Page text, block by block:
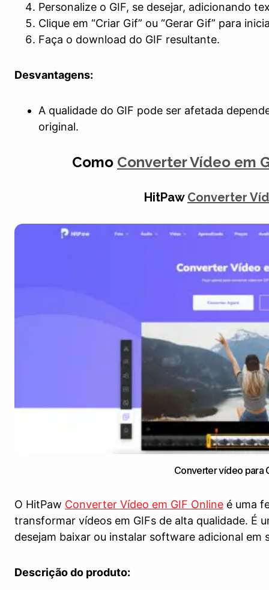
Personalize o GIF, se desejar, adicionando
Clique em “Criar Gif” ou “Gerar Gif” para
Faça o download do GIF resultante.
Desvantagens:
A qualidade do GIF pode ser afetada
original.
Como Converter Vídeo em
HitPaw Converter
Converter vídeo para
O HitPaw Converter Vídeo em GIF Online é uma
transformar vídeos em GIFs de alta qualidade. É
desejam baixar ou instalar software adicional em
Descrição do produto: